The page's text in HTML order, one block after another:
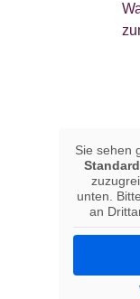
Sie sehen
Standard
unten.
an